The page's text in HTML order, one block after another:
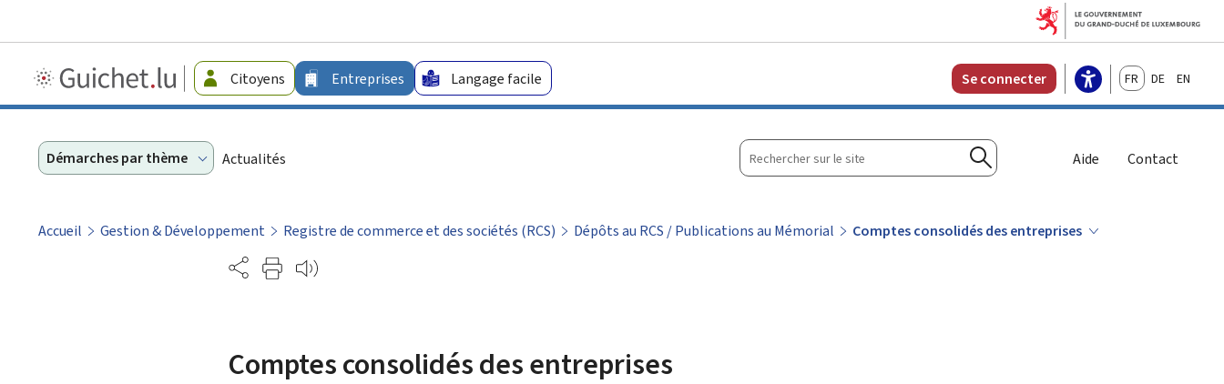
Guichet.lu
-
Citoyens Entreprises Langage facile Se connecter FrançaisDeutschEnglish
Démarches par thème Actualités
Rechercher
sur
site
Rechercher
Aide Contact
Accueil Gestion & Développement Registre de commerce et des sociétés (RCS) Dépôts au RCS / Publications au Mémorial
Comptes consolidés des entreprises
Partage
Comptes consolidés des entreprises